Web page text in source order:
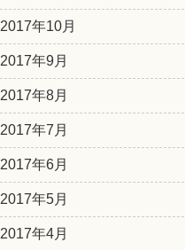
2017年10月
2017年9月
2017年8月
2017年7月
2017年6月
2017年5月
2017年4月